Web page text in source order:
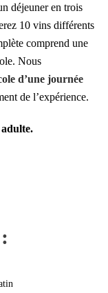
déjeuner en trois
10 vins différents
comprend une
Nous
d’une journée
de l’expérience.